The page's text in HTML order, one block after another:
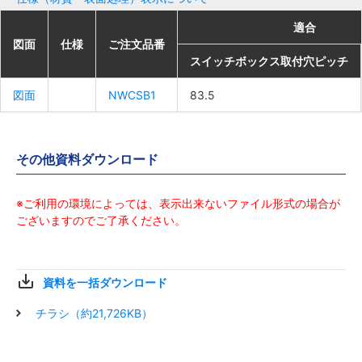
図面 仕様 ご注文品番
適合
スイッチボックス取付穴ピッチ
図面 NWCSB1 83.5
図面 仕様 ご注文品番
適合
スイッチボックス取付穴ピッチ
図面 NWCSB1 83.5
図面 仕様 ご注文品番
適合
スイッチボックス取付穴ピッチ
図面 NWCSB1 83.5
図面 仕様 ご注文品番
適合
スイッチボックス取付穴ピッチ
図面 NWCSB1 83.5
その他資料ダウンロード
※ご利用の環境によっては、表示出来ないファイル形式の場合が
ございますのでご了承ください。
資料を一括ダウンロード
チラシ（約21,726KB）